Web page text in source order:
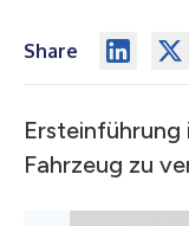
Share
Ersteinführung
Fahrzeug zu